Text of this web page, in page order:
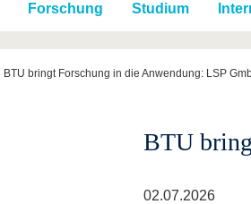
Forschung Studium
BTU bringt Forschung in die Anwendung: LSP
BTU
02.07.2026